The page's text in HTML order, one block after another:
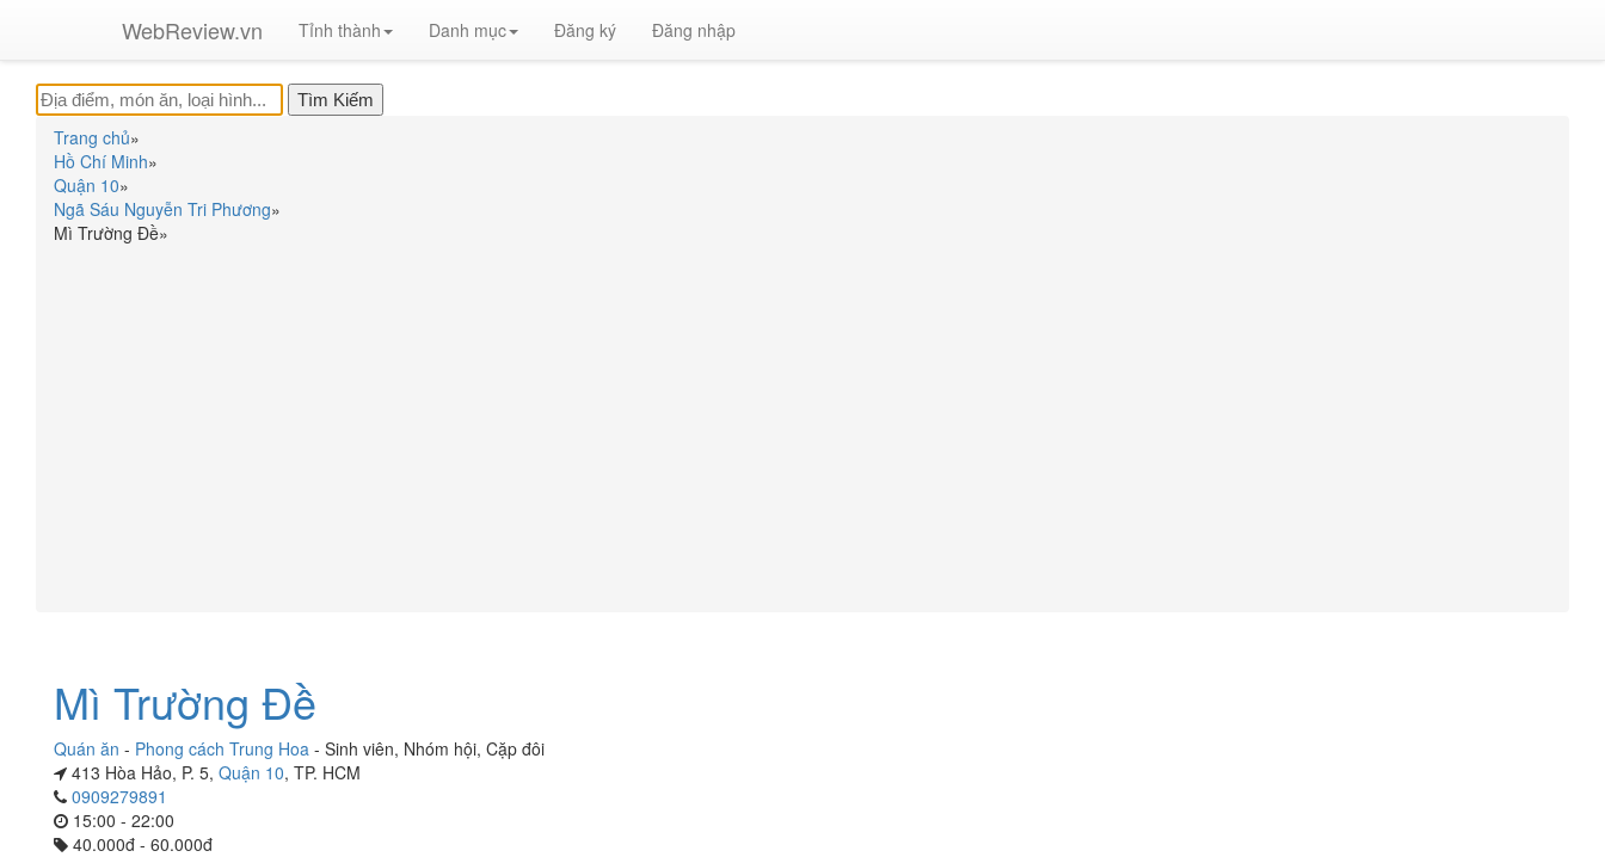
WebReview.vn Tỉnh thành Danh mục Đăng ký Đăng nhập
Trang chủ»
Hồ Chí Minh»
Quận 10»
Ngã Sáu Nguyễn Tri Phương»
Mì Trường Đề»
Mì Trường Đề
Quán ăn - Phong cách Trung Hoa - Sinh viên, Nhóm hội, Cặp đôi
413 Hòa Hảo, P. 5, Quận 10, TP. HCM
0909279891
15:00 - 22:00
40.000đ - 60.000đ